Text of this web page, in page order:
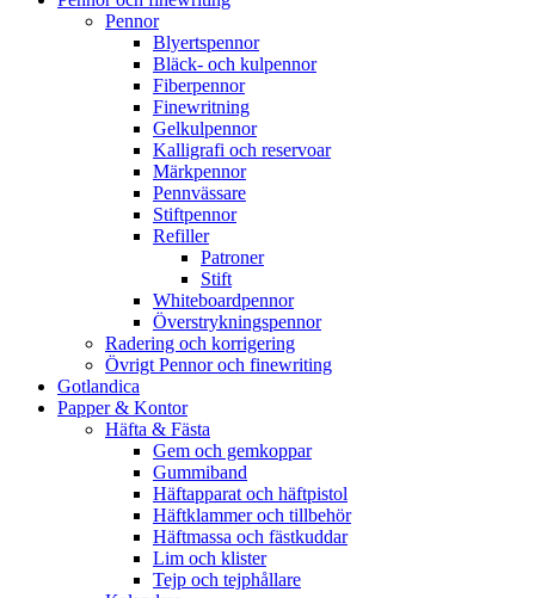
Pennor
Blyertspennor
Bläck- och kulpennor
Fiberpennor
Finewritning
Gelkulpennor
Kalligrafi och reservoar
Märkpennor
Pennvässare
Stiftpennor
Refiller
Patroner
Stift
Whiteboardpennor
Överstrykningspennor
Radering och korrigering
Övrigt Pennor och finewriting
Gotlandica
Papper & Kontor
Häfta & Fästa
Gem och gemkoppar
Gummiband
Häftapparat och häftpistol
Häftklammer och tillbehör
Häftmassa och fästkuddar
Lim och klister
Tejp och tejphållare